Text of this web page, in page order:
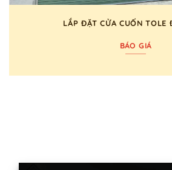
LẮP ĐẶT CỬA CUỐN TOLE
BÁO GIÁ